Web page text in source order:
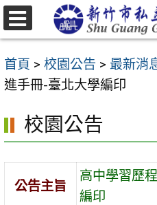
跳
至
要
內
區
首頁 > 校園公告 > 最新消
進手冊-臺北大學編印
校園公告
公告主旨
高中學習歷
編印
選
單